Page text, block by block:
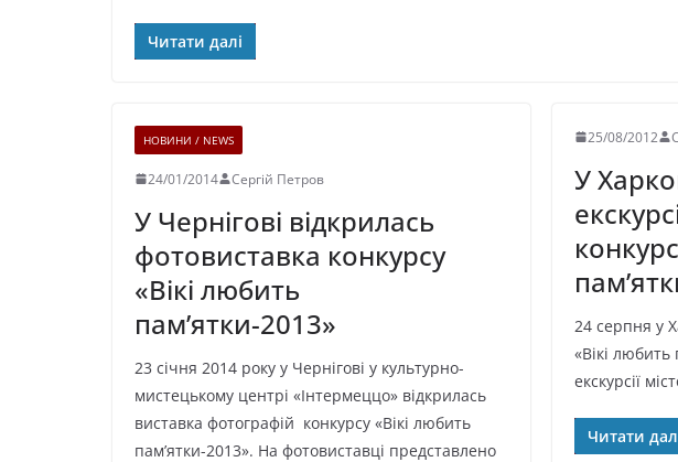
Читати далі
НОВИНИ / NEWS
24/01/2014 Сергій Петров
У Чернігові відкрилась
фотовиставка конкурсу
«Вікі любить
пам’ятки-2013»
23 січня 2014 року у Чернігові у культурно-
мистецькому центрі «Інтермеццо» відкрилась
виставка фотографій конкурсу «Вікі любить
пам’ятки-2013». На фотовиставці представлено
25/08/2012
У
24 серпня у
«Вікі любить
екскурсії
Читати